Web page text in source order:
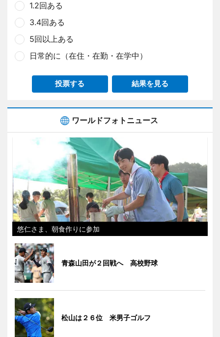
1.2回ある
3.4回ある
5回以上ある
日常的に（在住・在勤・在学中）
投票する 結果を見る
ワールドフォトニュース
悠仁さま、朝食作りに参加
青森山田が２回戦へ 高校野球
松山は２６位 米男子ゴルフ